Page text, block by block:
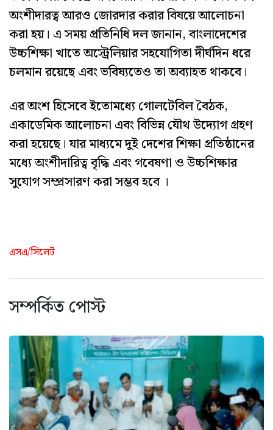
অংশীদারত্ব আরও জোরদার করার বিষয়ে আলোচনা
করা হয়। এ সময় প্রতিনিধি দল জানান, বাংলাদেশের
উচ্চশিক্ষা খাতে অস্ট্রেলিয়ার সহযোগিতা দীর্ঘদিন ধরে
চলমান রয়েছে এবং ভবিষ্যতেও তা অব্যাহত থাকবে।
এর অংশ হিসেবে ইতোমধ্যে গোলটেবিল বৈঠক,
একাডেমিক আলোচনা এবং বিভিন্ন যৌথ উদ্যোগ গ্রহণ
করা হয়েছে। যার মাধ্যমে দুই দেশের শিক্ষা প্রতিষ্ঠানের
মধ্যে অংশীদারিত্ব বৃদ্ধি এবং গবেষণা ও উচ্চশিক্ষার
সুযোগ সম্প্রসারণ করা সম্ভব হবে ।
এসএ/সিলেট
সম্পর্কিত পোস্ট